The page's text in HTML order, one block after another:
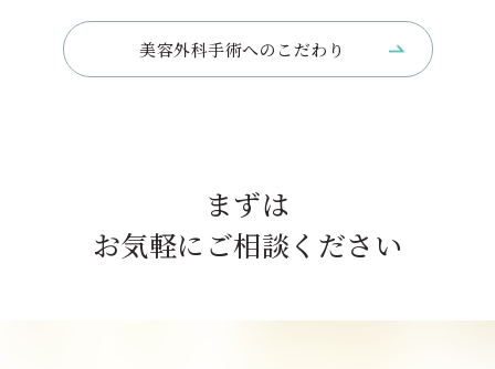
美容外科手術へのこだわり
まずは
お気軽にご相談ください